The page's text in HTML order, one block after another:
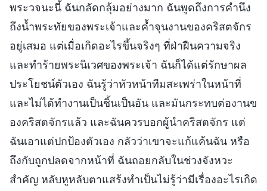
พระวจนะนี้ ฉันกลัดกลุ้มอย่างมาก ฉันพูดถึงการคำนึง
ถึงน้ำพระทัยของพระเจ้าและค้ำจุนงานของคริสตจักร
อยู่เสมอ แต่เมื่อเกิดอะไรขึ้นจริงๆ ที่ฝ่าฝืนความจริง
และทำร้ายพระนิเวศของพระเจ้า ฉันก็ได้แต่รักษาผล
ประโยชน์ตัวเอง ฉันรู้ว่าหัวหน้าทีมสะเพร่าในหน้าที่
และไม่ได้ทำงานเป็นชิ้นเป็นอัน และมันกระทบต่องานข
องคริสตจักรแล้ว และฉันควรบอกผู้นำคริสตจักร แต่
ฉันเอาแต่ปกป้องตัวเอง กลัวว่าเขาจะแก้แค้นฉัน หรือ
ถึงกับถูกปลดจากหน้าที่ ฉันถอยกลับในช่วงจังหวะ
สำคัญ หลับหูหลับตาแสร้งทำเป็นไม่รู้ว่ามีเรื่องอะไรเกิด